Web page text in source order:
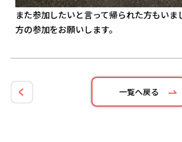
また参加したいと言って帰られた方もいま
方の参加をお願いします。
一覧へ戻る